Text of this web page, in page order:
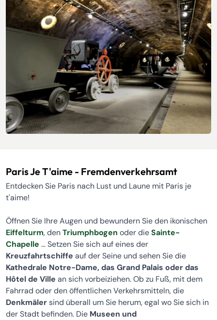
Paris Je T'aime - Fremdenverkehrsamt
Entdecken Sie Paris nach Lust und Laune mit Paris je
t'aime!
Öffnen Sie Ihre Augen und bewundern Sie den ikonischen
Eiffelturm, denTriumphbogen oder dieSainte-
Chapelle ... Setzen Sie sich auf eines der
Kreuzfahrtschiffe auf der Seine und sehen Sie die
Kathedrale Notre-Dame, das Grand Palais oder das
Hôtel de Ville an sich vorbeiziehen. Ob zu Fuß, mit dem
Fahrrad oder den öffentlichen Verkehrsmitteln, die
Denkmälersind überall um Sie herum, egal wo Sie sich in
der Stadt befinden. Die Museen und